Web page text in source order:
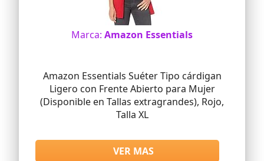
Marca: Amazon Essentials
Amazon Essentials Suéter Tipo cárdigan
Ligero con Frente Abierto para Mujer
(Disponible en Tallas extragrandes), Rojo,
Talla XL
VER MAS